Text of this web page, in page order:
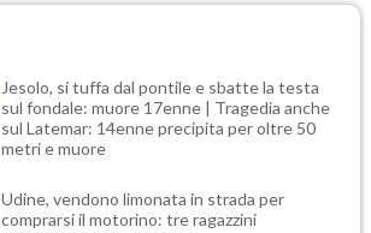
Jesolo, si tuffa dal pontile e sbatte la testa
sul fondale: muore 17enne | Tragedia anche
sul Latemar: 14enne precipita per oltre 50
metri e muore
Udine, vendono limonata in strada per
comprarsi il motorino: tre ragazzini